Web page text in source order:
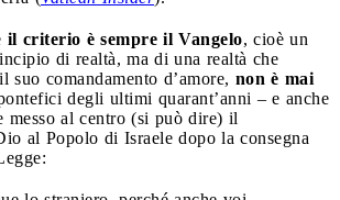
il criterio è sempre il Vangelo, cioè un
di realtà, ma di una realtà che
comandamento d’amore, non è mai
degli ultimi quarant’anni – e anche
messo al centro (si può dire) il
al Popolo di Israele dopo la consegna